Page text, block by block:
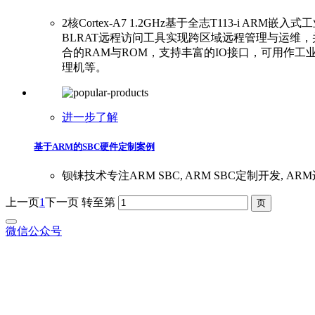
2核Cortex-A7 1.2GHz基于全志T113-i ARM嵌入
BLRAT远程访问工具实现跨区域远程管理与运维
合的RAM与ROM，支持丰富的IO接口，可用作工
理机等。
进一步了解
基于ARM的SBC硬件定制案例
钡铼技术专注ARM SBC, ARM SBC定制开发,
上一页1下一页 转至第
微信公众号